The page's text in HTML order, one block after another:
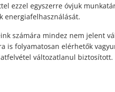
Elolvasom
ezzel egyszerre óvjuk
energiafelhasználását.
számára mindez nem jelent
is folyamatosan elérhetők
változatlanul biztosított.